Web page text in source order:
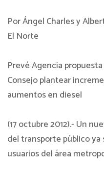
Por Ángel Charles y
El Norte
Prevé Agencia
Consejo plantear
aumentos en diesel
(17 octubre 2012).- Un
del transporte público ya
usuarios del área